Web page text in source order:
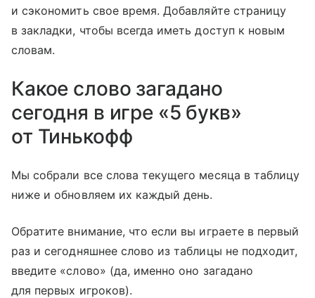
и сэкономить свое время. Добавляйте страницу
в закладки, чтобы всегда иметь доступ к новым
словам.
Какое слово загадано
сегодня в игре «5 букв»
от Тинькофф
Мы собрали все слова текущего месяца в таблицу
ниже и обновляем их каждый день.
Обратите внимание, что если вы играете в первый
раз и сегодняшнее слово из таблицы не подходит,
введите «слово» (да, именно оно загадано
для первых игроков).